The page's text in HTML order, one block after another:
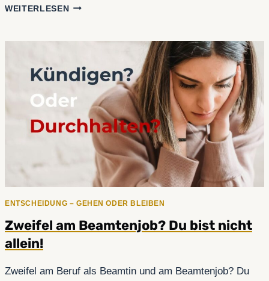
WEITERLESENRÜCKFORDERUNG
WAS
WISSEN
MUSST
ENTSCHEIDUNG – GEHEN ODER BLEIBEN
Zweifel am Beamtenjob? Du bist nicht
allein!
Zweifel am Beruf als Beamtin und am Beamtenjob? Du